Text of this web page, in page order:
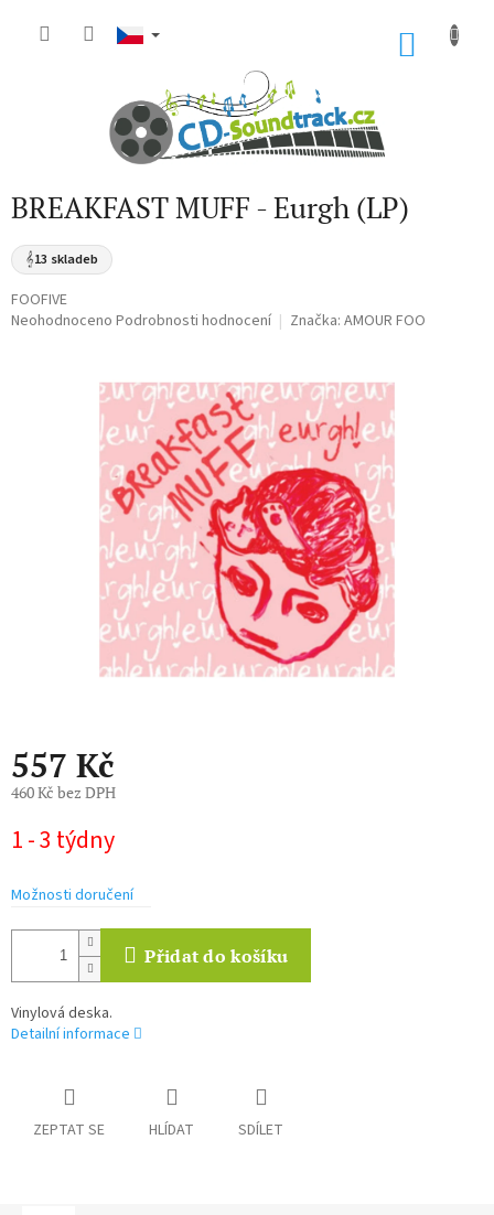
BREAKFAST MUFF - Eurgh (LP)
𝄞13 skladeb
FOOFIVE
Průměrné
Neohodnoceno Podrobnosti hodnocení Značka: AMOUR FOO
557 Kč
460 Kč bez DPH
cena:
1 - 3 týdny
Možnosti doručení
Přidat do košíku
Vinylová deska.
Detailní informace
ZEPTAT SE HLÍDAT SDÍLET